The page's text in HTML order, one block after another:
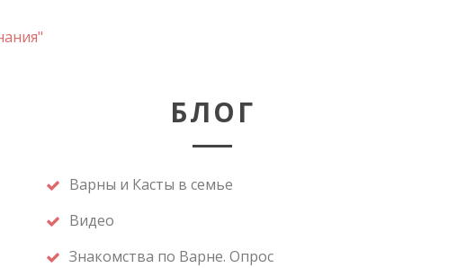
БЛОГ
Варны и Касты в семье
Видео
Знакомства по Варне. Опрос